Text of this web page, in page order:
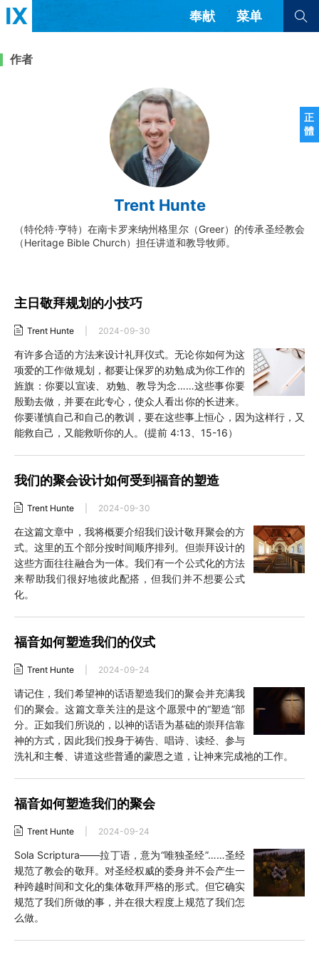
正
體
奉献 菜单
书评 访谈
解经式讲道与神学
福音传讲与宣教 成员制与教会纪律
查看全部
查看全部
隐私条款
正體中文
西班牙语
葡萄牙语
俄语
乌兹别克语
达里语
波斯语
韩语
土耳其语
作者
Trent Hunte
（特伦特·亨特）在南卡罗来纳州格里尔（Greer）的传承圣经教会
（Heritage Bible Church）担任讲道和教导牧师。
主日敬拜规划的小技巧
Trent Hunte 2024-09-30
有许多合适的方法来设计礼拜仪式。无论你如何为这
项爱的工作做规划，都要让保罗的劝勉成为你工作的
旌旗：你要以宣读、劝勉、教导为念……这些事你要
殷勤去做，并要在此专心，使众人看出你的长进来。
你要谨慎自己和自己的教训，要在这些事上恒心，因为这样行，又
能救自己，又能救听你的人。(提前 4:13、15-16）
我们的聚会设计如何受到福音的塑造
Trent Hunte 2024-09-30
在这篇文章中，我将概要介绍我们设计敬拜聚会的方
式。这里的五个部分按时间顺序排列。但崇拜设计的
这些方面往往融合为一体。我们有一个公式化的方法
来帮助我们很好地彼此配搭，但我们并不想要公式
化。
福音如何塑造我们的仪式
Trent Hunte 2024-09-24
请记住，我们希望神的话语塑造我们的聚会并充满我
们的聚会。这篇文章关注的是这个愿景中的“塑造”部
分。正如我们所说的，以神的话语为基础的崇拜信靠
神的方式，因此我们投身于祷告、唱诗、读经、参与
洗礼和主餐、讲道这些普通的蒙恩之道，让神来完成祂的工作。
福音如何塑造我们的聚会
Trent Hunte 2024-09-24
Sola Scriptura——拉丁语，意为“唯独圣经”……圣经
规范了教会的敬拜。对圣经权威的委身并不会产生一
种跨越时间和文化的集体敬拜严格的形式。但它确实
规范了我们所做的事，并在很大程度上规范了我们怎
么做。